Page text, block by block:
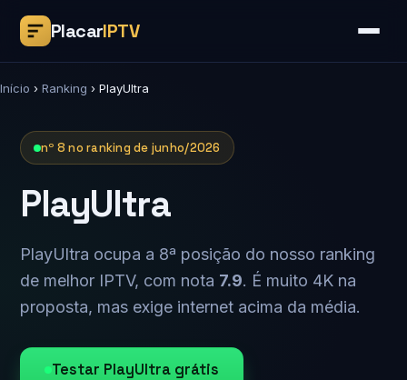
PlacarIPTV
Início › Ranking › PlayUltra
nº 8 no ranking de junho/2026
PlayUltra
PlayUltra ocupa a 8ª posição do nosso ranking
de melhor IPTV, com nota 7.9. É muito 4K na
proposta, mas exige internet acima da média.
Testar PlayUltra grátis